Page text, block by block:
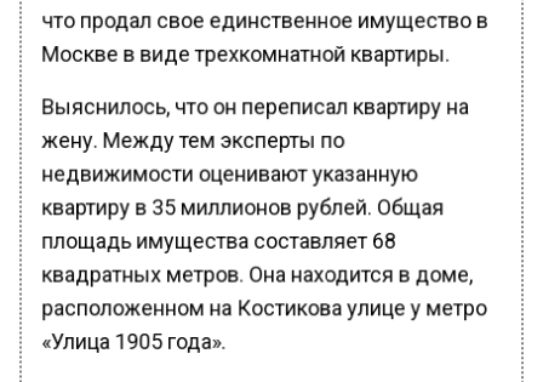
что продал свое единственное имущество в
Москве в виде трехкомнатной квартиры.
Выяснилось, что он переписал квартиру на
жену. Между тем эксперты по
недвижимости оценивают указанную
квартиру в 35 миллионов рублей. Общая
площадь имущества составляет 68
квадратных метров. Она находится в доме,
расположенном на Костикова улице у метро
«Улица 1905 года».